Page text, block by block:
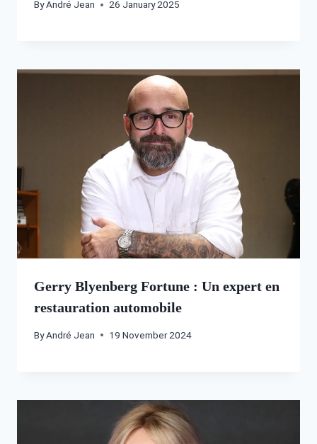
ByAndré Jean 26 January 2025
Gerry Blyenberg Fortune : Un expert en
restauration automobile
ByAndré Jean 19 November 2024